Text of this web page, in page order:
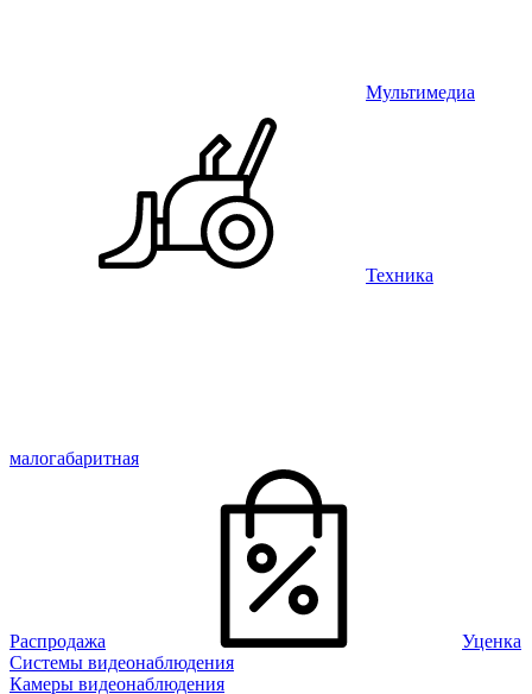
Мультимедиа
Техника
малогабаритная
Распродажа
Уценка
Системы видеонаблюдения
Камеры видеонаблюдения